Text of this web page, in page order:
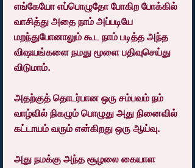
எங்கேயோ எப்பொழுதோ போகிற போக்கில்
வாசித்து அதை நாம் அப்படியே
மறந்துபோனாலும் கூட நாம் படித்த அந்த
விஷயங்களை நமது மூளை பதிவுசெய்து
விடுமாம்.
அதற்குத் தொடர்பான ஒரு சம்பவம் நம்
வாழ்வில் நிகழும் பொழுது அது நினைவில்
கட்டாயம் வரும் என்கிறது ஒரு ஆய்வு.
அது நமக்கு அந்த சூழலை கையாள